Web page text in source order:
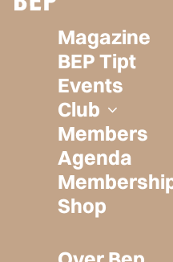
Magazine
BEP Tipt
Events
Club
Members
Agenda
Shop
Herroepen
Privacy policy
Algemene voorwaarden